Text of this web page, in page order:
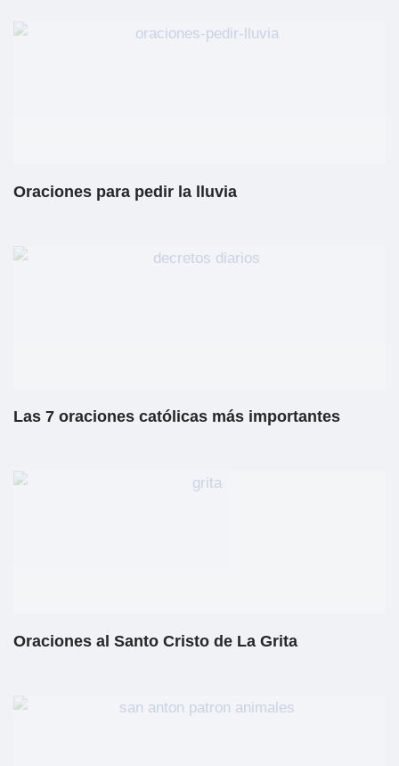
Oraciones para pedir la lluvia
Las 7 oraciones católicas más importantes
Oraciones al Santo Cristo de La Grita